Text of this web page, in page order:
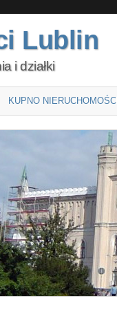
Lublin
i działki
KUPNO NIERUCHOMOŚCI